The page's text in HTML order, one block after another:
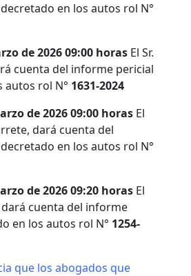
en los autos rol N°
de 2026 09:00 horas El Sr.
cuenta del informe pericial
autos rol N° 1631-2024
de 2026 09:00 horas El
dará cuenta del
en los autos rol N°
de 2026 09:20 horas El
dará cuenta del informe
en los autos rol N° 1254-
que los abogados que